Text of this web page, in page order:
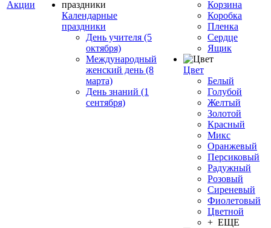
Акции
Календарные
праздники
День учителя (5
октября)
Международный
женский день (8
марта)
День знаний (1
сентября)
Корзина
Коробка
Пленка
Сердце
Ящик
Цвет
Белый
Голубой
Желтый
Золотой
Красный
Микс
Оранжевый
Персиковый
Радужный
Розовый
Сиреневый
Фиолетовый
Цветной
+ ЕЩЕ